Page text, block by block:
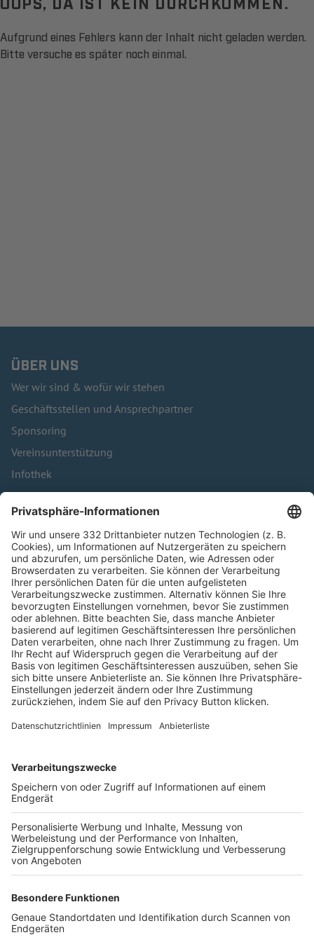
Aufgrund eines Fehlers kann der Inhalt nicht geladen werden.
Bitte versuche es später noch einmal.
ÜBER UNS
Wer wir sind & wofür wir stehen
Geschäftsstellen und Ansprechpartner
Sponsoring
Vereinsunterstützung
Infothek
Kontakt
HÄUFIG BESUCHTE SEITEN
Pässe und Vereinswechsel
Trainerausbildung
Schulungsangebot Vereinsmitarbeiter
BFV-Geschäftsstellen
Trainerbörse
Login SpielPlus
FOLGE DEM BFV
TOP-VEREINE
TOP-PARTNER